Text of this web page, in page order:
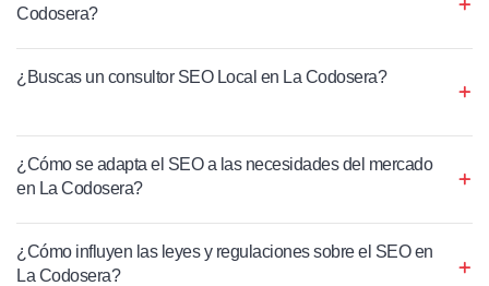
Codosera?
¿Buscas un consultor SEO Local en La Codosera?
¿Cómo se adapta el SEO a las necesidades del mercado
en La Codosera?
¿Cómo influyen las leyes y regulaciones sobre el SEO en
La Codosera?